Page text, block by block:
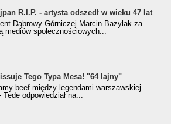
R.I.P. - artysta odszedł w wieku 47 lat
Dąbrowy Górniczej Marcin Bazylak za
mediów społecznościowych...
Tego Typa Mesa! "64 lajny"
beef między legendami warszawskiej
Tede odpowiedział na...